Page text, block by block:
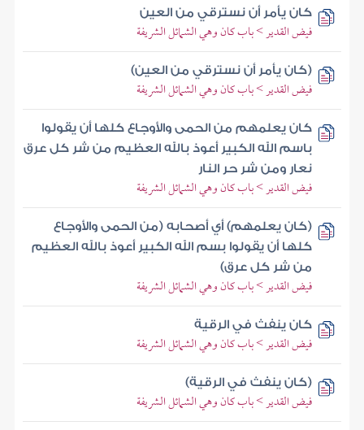
كان يأمر أن نسترقي من العين
فيض القدير > باب كان وهي الشمائل الشريفة
(كان يأمر أن نسترقي من العين)
فيض القدير > باب كان وهي الشمائل الشريفة
كان يعلمهم من الحمى والأوجاع كلها أن يقولوا
باسم الله الكبير أعوذ بالله العظيم من شر كل عرق
نعار ومن شر حر النار
فيض القدير > باب كان وهي الشمائل الشريفة
(كان يعلمهم) أي أصحابه (من الحمى والأوجاع
كلها أن يقولوا بسم الله الكبير أعوذ بالله العظيم
من شر كل عرق)
فيض القدير > باب كان وهي الشمائل الشريفة
كان ينفث في الرقية
فيض القدير > باب كان وهي الشمائل الشريفة
(كان ينفث في الرقية)
فيض القدير > باب كان وهي الشمائل الشريفة